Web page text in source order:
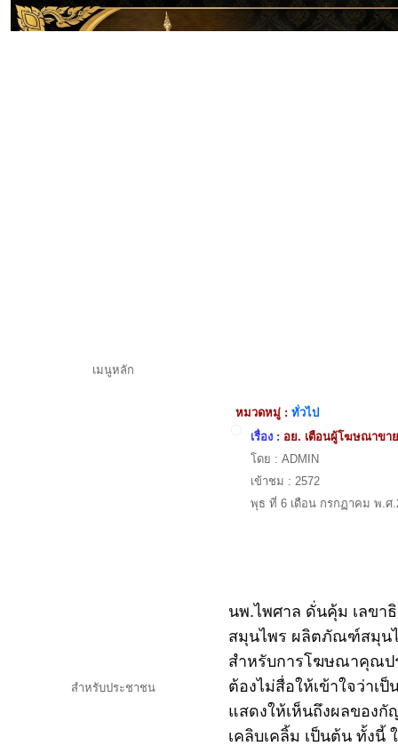
เมนูหลัก
สำหรับประชาชน
หมวดหมู่ : ทั่วไป
เรื่อง : อย. เตือนผู้โฆษณาข
โดย : ADMIN
เข้าชม : 2572
พุธ ที่ 6 เดือน กรกฏาคม พ.ศ
นพ.ไพศาล ดั่นคุ้ม เลขา
สมุนไพร ผลิตภัณฑ์สมุน
สำหรับการโฆษณาคุณป
ต้องไม่สื่อให้เข้าใจว่า
แสดงให้เห็นถึงผลของกั
เคลิบเคลิ้ม เป็นต้น ทั้งนี้